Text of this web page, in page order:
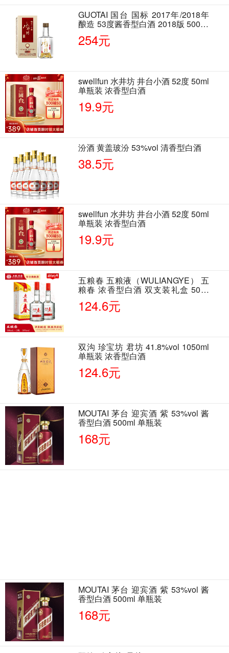
GUOTAI 国台 国标 2017年/2018年
酿造 53度酱香型白酒 2018版 500ml
单瓶装
254元
swellfun 水井坊 井台小酒 52度 50ml
单瓶装 浓香型白酒
19.9元
汾酒 黄盖玻汾 53%vol 清香型白酒
38.5元
swellfun 水井坊 井台小酒 52度 50ml
单瓶装 浓香型白酒
19.9元
五粮春 五粮液（WULIANGYE） 五
粮春 浓香型白酒 双支装礼盒 50度
500ml*2瓶 含酒具
124.6元
双沟 珍宝坊 君坊 41.8%vol 1050ml
单瓶装 浓香型白酒
124.6元
MOUTAI 茅台 迎宾酒 紫 53%vol 酱
香型白酒 500ml 单瓶装
168元
MOUTAI 茅台 迎宾酒 紫 53%vol 酱
香型白酒 500ml 单瓶装
168元